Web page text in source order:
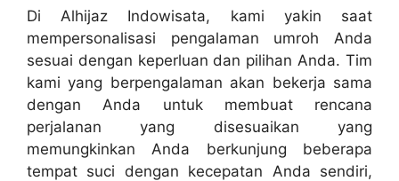
Di Alhijaz Indowisata, kami yakin saat
mempersonalisasi pengalaman umroh Anda
sesuai dengan keperluan dan pilihan Anda. Tim
kami yang berpengalaman akan bekerja sama
dengan Anda untuk membuat rencana
perjalanan yang disesuaikan yang
memungkinkan Anda berkunjung beberapa
tempat suci dengan kecepatan Anda sendiri,